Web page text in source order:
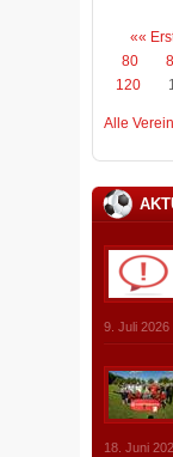
««
80
120
Alle
9. Juli 2026
18. Juni